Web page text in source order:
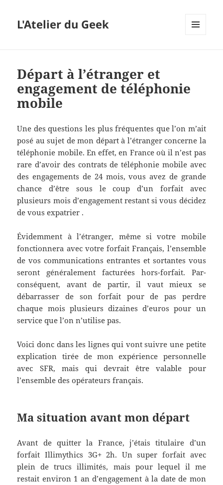
L'Atelier du Geek
Départ à l’étranger et
engagement de téléphonie
mobile
Une des questions les plus fréquentes que l’on m’ait
posé au sujet de mon départ à l’étranger concerne la
téléphonie mobile. En effet, en France où il n’est pas
rare d’avoir des contrats de téléphonie mobile avec
des engagements de 24 mois, vous avez de grande
chance d’être sous le coup d’un forfait avec
plusieurs mois d’engagement restant si vous décidez
de vous expatrier .
Évidemment à l’étranger, même si votre mobile
fonctionnera avec votre forfait Français, l’ensemble
de vos communications entrantes et sortantes vous
seront généralement facturées hors-forfait. Par-
conséquent, avant de partir, il vaut mieux se
débarrasser de son forfait pour de pas perdre
chaque mois plusieurs dizaines d’euros pour un
service que l’on n’utilise pas.
Voici donc dans les lignes qui vont suivre une petite
explication tirée de mon expérience personnelle
avec SFR, mais qui devrait être valable pour
l’ensemble des opérateurs français.
Ma situation avant mon départ
Avant de quitter la France, j’étais titulaire d’un
forfait Illimythics 3G+ 2h. Un super forfait avec
plein de trucs illimités, mais pour lequel il me
restait environ 1 an d’engagement à la date de mon